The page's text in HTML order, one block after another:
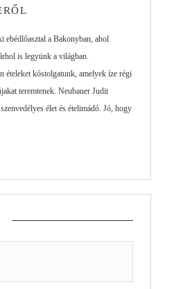
a Bakonyban, ahol
is legyünk a világban.
ételeket kóstolgatunk, amelyek íze régi
teremtenek. Neubauer Judit
élet és ételimádó. Jó, hogy